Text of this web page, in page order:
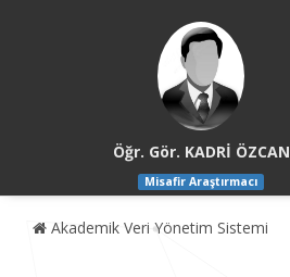
Öğr. Gör. KADRİ ÖZCAN
Misafir Araştırmacı
Akademik Veri Yönetim Sistemi